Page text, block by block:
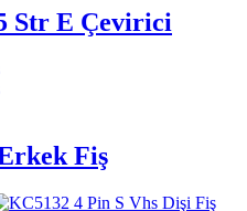
Str E Çevirici
Fiş